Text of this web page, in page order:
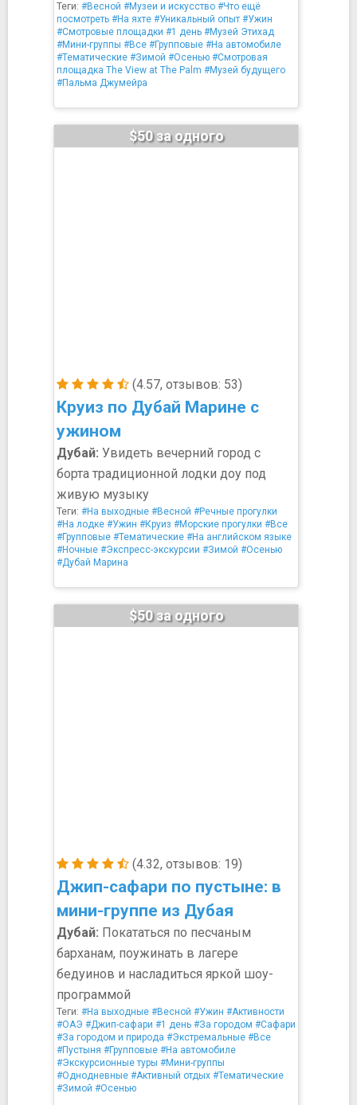
Теги: #Весной #Музеи и искусство #Что ещё
посмотреть #На яхте #Уникальный опыт #Ужин
#Смотровые площадки #1 день #Музей Этихад
#Мини-группы #Все #Групповые #На автомобиле
#Тематические #Зимой #Осенью #Смотровая
площадка The View at The Palm #Музей будущего
#Пальма Джумейра
(4.57, отзывов: 53)
Круиз по Дубай Марине с
ужином
$50 за одного
Дубай: Увидеть вечерний город с
борта традиционной лодки доу под
живую музыку
Теги: #На выходные #Весной #Речные прогулки
#На лодке #Ужин #Круиз #Морские прогулки #Все
#Групповые #Тематические #На английском языке
#Ночные #Экспресс-экскурсии #Зимой #Осенью
#Дубай Марина
(4.32, отзывов: 19)
Джип-сафари по пустыне: в
мини-группе из Дубая
$50 за одного
Дубай: Покататься по песчаным
барханам, поужинать в лагере
бедуинов и насладиться яркой шоу-
программой
Теги: #На выходные #Весной #Ужин #Активности
#ОАЭ #Джип-сафари #1 день #За городом #Сафари
#За городом и природа #Экстремальные #Все
#Пустыня #Групповые #На автомобиле
#Экскурсионные туры #Мини-группы
#Однодневные #Активный отдых #Тематические
#Зимой #Осенью